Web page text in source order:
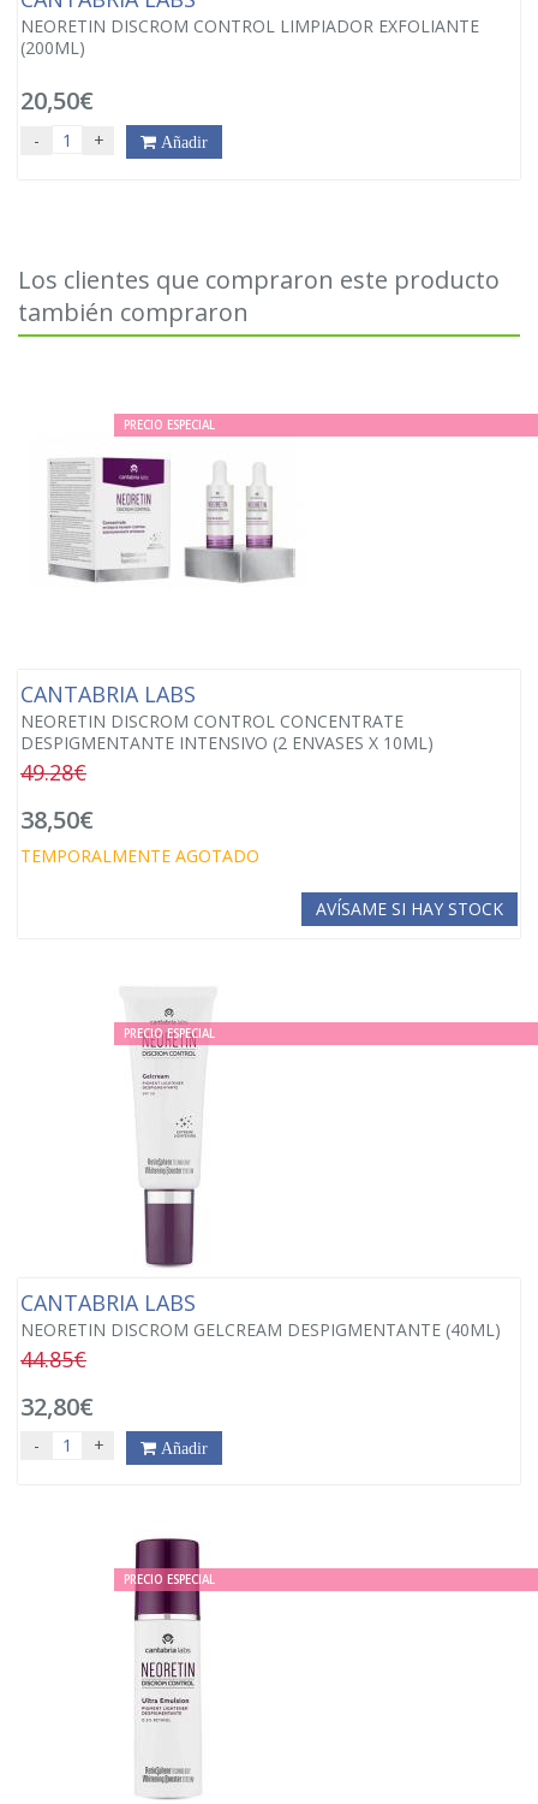
NEORETIN DISCROM CONTROL LIMPIADOR EXFOLIANTE
(200ML)
20,50€
- + Añadir
Los clientes que compraron este producto
también compraron
PRECIO ESPECIAL
CANTABRIA LABS
NEORETIN DISCROM CONTROL CONCENTRATE
DESPIGMENTANTE INTENSIVO (2 ENVASES X 10ML)
49.28€
38,50€
TEMPORALMENTE AGOTADO
AVÍSAME SI HAY STOCK
PRECIO ESPECIAL
CANTABRIA LABS
NEORETIN DISCROM GELCREAM DESPIGMENTANTE (40ML)
44.85€
32,80€
- + Añadir
PRECIO ESPECIAL